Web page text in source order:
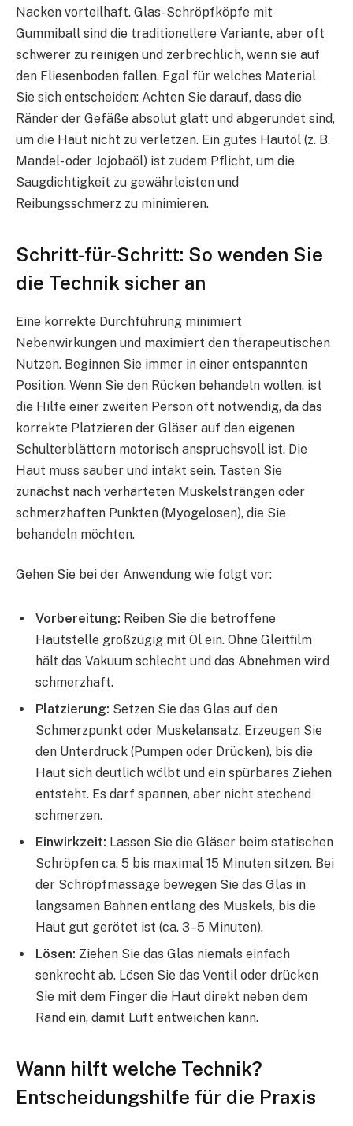
Nacken vorteilhaft. Glas-Schröpfköpfe mit
Gummiball sind die traditionellere Variante, aber oft
schwerer zu reinigen und zerbrechlich, wenn sie auf
den Fliesenboden fallen. Egal für welches Material
Sie sich entscheiden: Achten Sie darauf, dass die
Ränder der Gefäße absolut glatt und abgerundet sind,
um die Haut nicht zu verletzen. Ein gutes Hautöl (z. B.
Mandel- oder Jojobaöl) ist zudem Pflicht, um die
Saugdichtigkeit zu gewährleisten und
Reibungsschmerz zu minimieren.
Schritt-für-Schritt: So wenden Sie
die Technik sicher an
Eine korrekte Durchführung minimiert
Nebenwirkungen und maximiert den therapeutischen
Nutzen. Beginnen Sie immer in einer entspannten
Position. Wenn Sie den Rücken behandeln wollen, ist
die Hilfe einer zweiten Person oft notwendig, da das
korrekte Platzieren der Gläser auf den eigenen
Schulterblättern motorisch anspruchsvoll ist. Die
Haut muss sauber und intakt sein. Tasten Sie
zunächst nach verhärteten Muskelsträngen oder
schmerzhaften Punkten (Myogelosen), die Sie
behandeln möchten.
Gehen Sie bei der Anwendung wie folgt vor:
Vorbereitung: Reiben Sie die betroffene
Hautstelle großzügig mit Öl ein. Ohne Gleitfilm
hält das Vakuum schlecht und das Abnehmen wird
schmerzhaft.
Platzierung: Setzen Sie das Glas auf den
Schmerzpunkt oder Muskelansatz. Erzeugen Sie
den Unterdruck (Pumpen oder Drücken), bis die
Haut sich deutlich wölbt und ein spürbares Ziehen
entsteht. Es darf spannen, aber nicht stechend
schmerzen.
Einwirkzeit: Lassen Sie die Gläser beim statischen
Schröpfen ca. 5 bis maximal 15 Minuten sitzen. Bei
der Schröpfmassage bewegen Sie das Glas in
langsamen Bahnen entlang des Muskels, bis die
Haut gut gerötet ist (ca. 3–5 Minuten).
Lösen: Ziehen Sie das Glas niemals einfach
senkrecht ab. Lösen Sie das Ventil oder drücken
Sie mit dem Finger die Haut direkt neben dem
Rand ein, damit Luft entweichen kann.
Wann hilft welche Technik?
Entscheidungshilfe für die Praxis